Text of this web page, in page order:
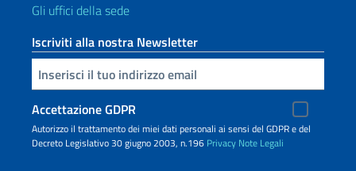
Gli uffici della sede
Iscriviti alla nostra Newsletter
Inserisci la tua email
Accettazione GDPR
Autorizzo il trattamento dei miei dati personali ai sensi del GDPR e del
Decreto Legislativo 30 giugno 2003, n.196 Privacy Note Legali